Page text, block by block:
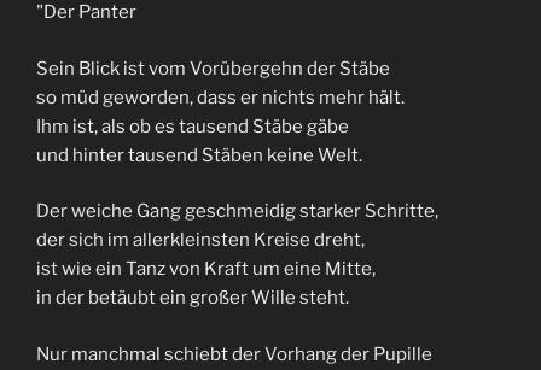
"Der Panter
Sein Blick ist vom Vorübergehn der Stäbe
so müd geworden, dass er nichts mehr hält.
Ihm ist, als ob es tausend Stäbe gäbe
und hinter tausend Stäben keine Welt.
Der weiche Gang geschmeidig starker Schritte,
der sich im allerkleinsten Kreise dreht,
ist wie ein Tanz von Kraft um eine Mitte,
in der betäubt ein großer Wille steht.
Nur manchmal schiebt der Vorhang der Pupille